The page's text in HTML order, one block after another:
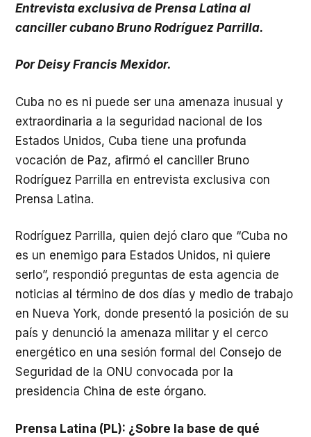
Entrevista exclusiva de Prensa Latina al
canciller cubano Bruno Rodríguez Parrilla.
Por Deisy Francis Mexidor.
Cuba no es ni puede ser una amenaza inusual y
extraordinaria a la seguridad nacional de los
Estados Unidos, Cuba tiene una profunda
vocación de Paz, afirmó el canciller Bruno
Rodríguez Parrilla en entrevista exclusiva con
Prensa Latina.
Rodríguez Parrilla, quien dejó claro que “Cuba no
es un enemigo para Estados Unidos, ni quiere
serlo”, respondió preguntas de esta agencia de
noticias al término de dos días y medio de trabajo
en Nueva York, donde presentó la posición de su
país y denunció la amenaza militar y el cerco
energético en una sesión formal del Consejo de
Seguridad de la ONU convocada por la
presidencia China de este órgano.
Prensa Latina (PL): ¿Sobre la base de qué